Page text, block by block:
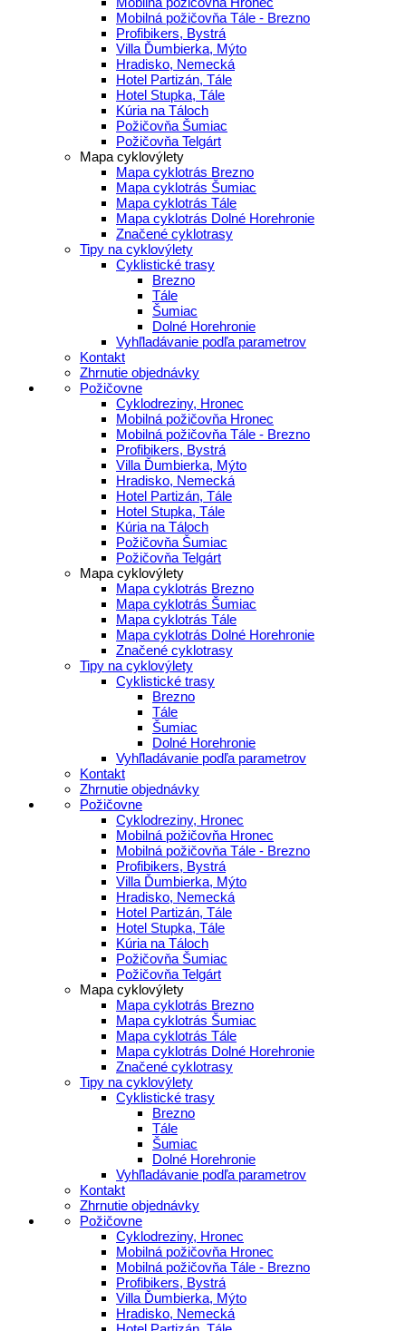
Mobilná požičovňa Tále - Brezno
Profibikers, Bystrá
Villa Ďumbierka, Mýto
Hradisko, Nemecká
Hotel Partizán, Tále
Hotel Stupka, Tále
Kúria na Táloch
Požičovňa Šumiac
Požičovňa Telgárt
Mapa cyklovýlety
Mapa cyklotrás Brezno
Mapa cyklotrás Šumiac
Mapa cyklotrás Tále
Mapa cyklotrás Dolné Horehronie
Značené cyklotrasy
Tipy na cyklovýlety
Cyklistické trasy
Brezno
Tále
Šumiac
Dolné Horehronie
Vyhľladávanie podľa parametrov
Kontakt
Zhrnutie objednávky
Požičovne
Cyklodreziny, Hronec
Mobilná požičovňa Hronec
Mobilná požičovňa Tále - Brezno
Profibikers, Bystrá
Villa Ďumbierka, Mýto
Hradisko, Nemecká
Hotel Partizán, Tále
Hotel Stupka, Tále
Kúria na Táloch
Požičovňa Šumiac
Požičovňa Telgárt
Mapa cyklovýlety
Mapa cyklotrás Brezno
Mapa cyklotrás Šumiac
Mapa cyklotrás Tále
Mapa cyklotrás Dolné Horehronie
Značené cyklotrasy
Tipy na cyklovýlety
Cyklistické trasy
Brezno
Tále
Šumiac
Dolné Horehronie
Vyhľladávanie podľa parametrov
Kontakt
Zhrnutie objednávky
Požičovne
Cyklodreziny, Hronec
Mobilná požičovňa Hronec
Mobilná požičovňa Tále - Brezno
Profibikers, Bystrá
Villa Ďumbierka, Mýto
Hradisko, Nemecká
Hotel Partizán, Tále
Hotel Stupka, Tále
Kúria na Táloch
Požičovňa Šumiac
Požičovňa Telgárt
Mapa cyklovýlety
Mapa cyklotrás Brezno
Mapa cyklotrás Šumiac
Mapa cyklotrás Tále
Mapa cyklotrás Dolné Horehronie
Značené cyklotrasy
Tipy na cyklovýlety
Cyklistické trasy
Brezno
Tále
Šumiac
Dolné Horehronie
Vyhľladávanie podľa parametrov
Kontakt
Zhrnutie objednávky
Požičovne
Cyklodreziny, Hronec
Mobilná požičovňa Hronec
Mobilná požičovňa Tále - Brezno
Profibikers, Bystrá
Villa Ďumbierka, Mýto
Hradisko, Nemecká